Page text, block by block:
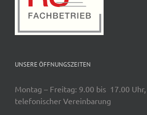
UNSERE ÖFFNUNGSZEITEN
Montag – Freitag: 9.00 bis 17.00
telefonischer Vereinbarung